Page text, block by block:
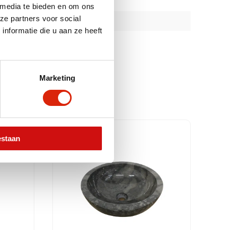
te bieden en om ons
partners voor social
die u aan ze heeft
Marketing